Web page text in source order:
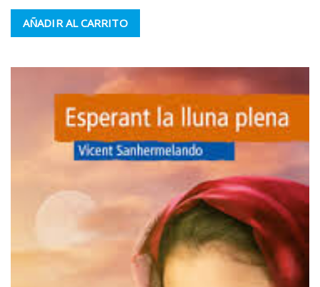
AÑADIR AL CARRITO